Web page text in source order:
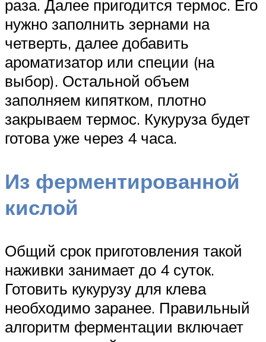
раза. Далее пригодится термос. Его
нужно заполнить зернами на
четверть, далее добавить
ароматизатор или специи (на
выбор). Остальной объем
заполняем кипятком, плотно
закрываем термос. Кукуруза будет
готова уже через 4 часа.
Из ферментированной
кислой
Общий срок приготовления такой
наживки занимает до 4 суток.
Готовить кукурузу для клева
необходимо заранее. Правильный
алгоритм ферментации включает